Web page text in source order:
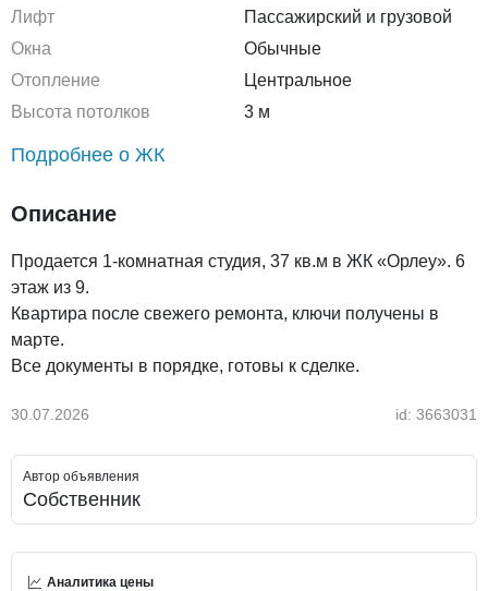
Лифт
Пассажирский и грузовой
Окна
Обычные
Отопление
Центральное
Высота потолков
3 м
Подробнее о ЖК
Описание
Продается 1-комнатная студия, 37 кв.м в ЖК «Орлеу». 6
этаж из 9.
Квартира после свежего ремонта, ключи получены в
марте.
Все документы в порядке, готовы к сделке.
30.07.2026 id: 3663031
Автор объявления
Собственник
Аналитика цены